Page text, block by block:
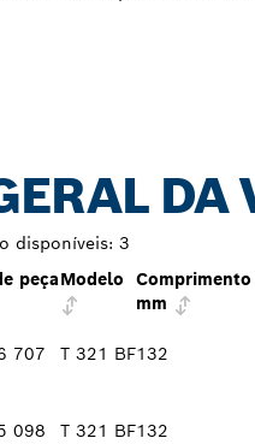
DA
disponíveis: 3
peçaModelo
mm
707 T 321 BF132
098 T 321 BF132